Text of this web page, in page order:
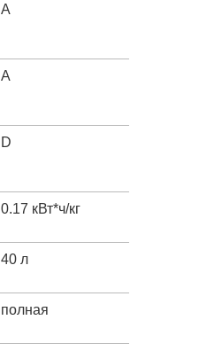
A
A
D
0.17 кВт*ч/кг
40 л
полная